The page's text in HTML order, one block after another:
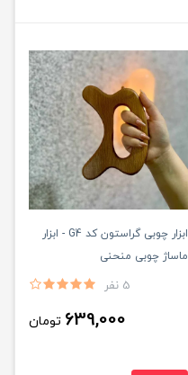
ابزار چوبی گراستون کد G4 - ابزار
ماساژ چوبی منحنی
5 نفر
639,000 تومان